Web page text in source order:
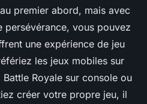
premier abord, mais avec
persévérance, vous pouvez
une expérience de jeu
les jeux mobiles sur
Battle Royale sur console ou
créer votre propre jeu, il